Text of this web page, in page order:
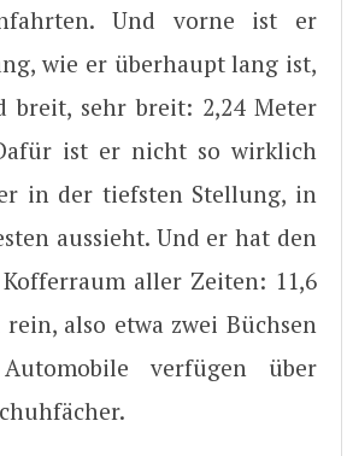
Und vorne ist er
wie er überhaupt lang ist,
breit, sehr breit: 2,24 Meter
ist er nicht so wirklich
in der tiefsten Stellung, in
aussieht. Und er hat den
aller Zeiten: 11,6
also etwa zwei Büchsen
verfügen über